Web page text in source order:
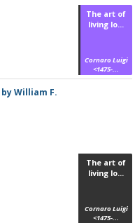
The art of
living lo...
Cornaro Luigi
<1475-...
William F.
The art of
living lo...
Cornaro Luigi
<1475-...